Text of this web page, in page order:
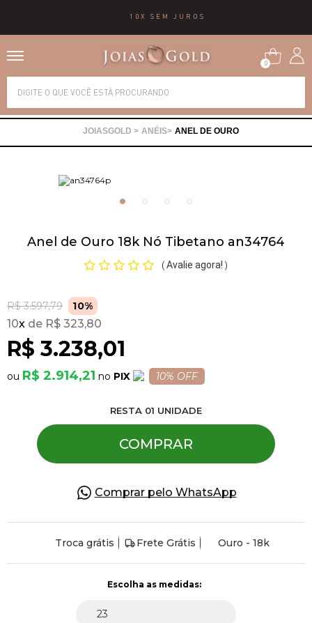
10X SEM JUROS
0
ANÉIS ANEL DE OURO
Anel de Ouro 18k Nó Tibetano an34764
( Avalie agora! )
R$ 3.597,79 10%
R$ 3.238,01
10x R$ 323,80
R$ 2.914,21 PIX 10% OFF
RESTA 01 UNIDADE
COMPRAR
Comprar pelo WhatsApp
Troca grátis Frete Grátis Ouro - 18k
Alianças
Brincos
Gargantilhas
Pingentes
Pulseiras
Pedras Preciosas
OFERTAS